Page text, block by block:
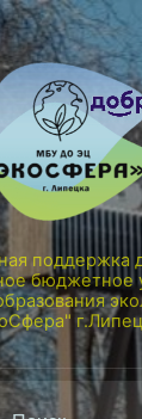
поддержка
бюджетное